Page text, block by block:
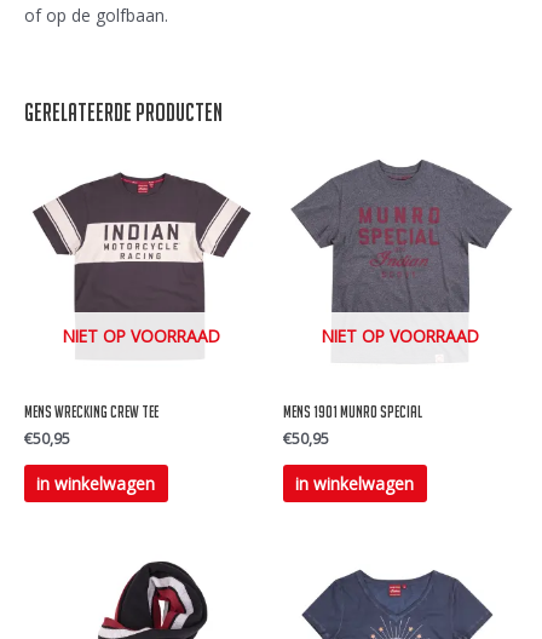
of op de golfbaan.
Gerelateerde producten
NIET OP VOORRAAD
Mens wrecking crew tee
€50,95
in winkelwagen
Dit
product
meerdere
variaties.
NIET OP VOORRAAD
mens 1901 munro special
€50,95
in winkelwagen
Dit
product
meerdere
variaties.